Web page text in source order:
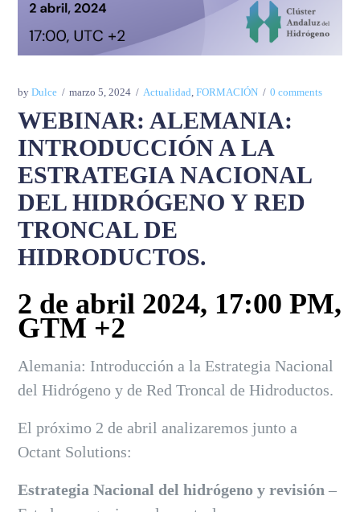
byDulce marzo 5, 2024 Actualidad,FORMACIÓN 0 comments
WEBINAR: ALEMANIA:
INTRODUCCIÓN A LA
ESTRATEGIA NACIONAL
DEL HIDRÓGENO Y RED
TRONCAL DE
HIDRODUCTOS.
2 de abril 2024, 17:00 PM,
GTM +2
Alemania: Introducción a la Estrategia Nacional
del Hidrógeno y de Red Troncal de Hidroductos.
El próximo 2 de abril analizaremos junto a
Octant Solutions:
Estrategia Nacional del hidrógeno y revisión –